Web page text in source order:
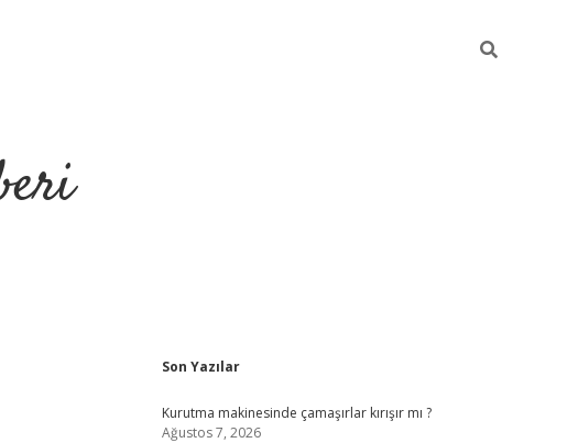
Sidebar
Son Yazılar
Kurutma makinesinde çamaşırlar kırışır mı ?
Ağustos 7, 2026